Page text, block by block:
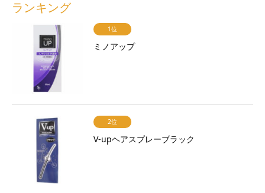
ランキング
1位
ミノアップ
2位
V-upヘアスプレーブラック